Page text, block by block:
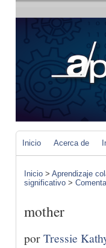
Inicio Acerca de
Inicio > Aprendizaje
significativo >
mother
porTressie